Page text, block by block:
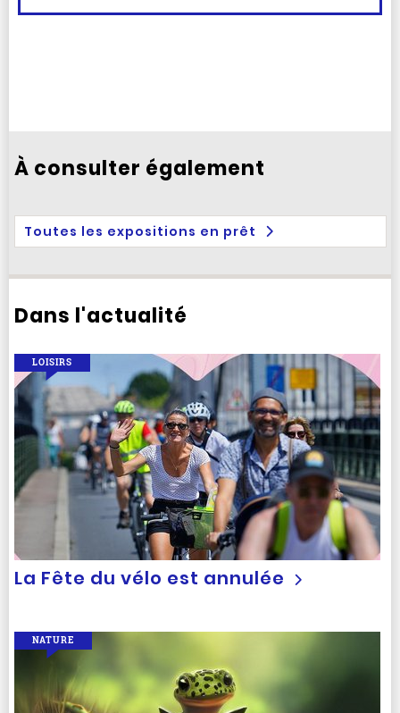
À consulter également
Toutes les expositions en prêt
Dans l'actualité
La Fête du vélo est annulée
LOISIRS
NATURE